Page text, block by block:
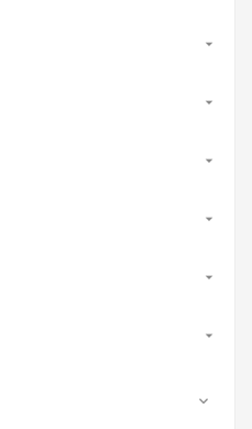






